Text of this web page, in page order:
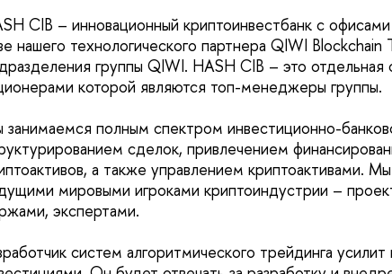
CIB – инновационный криптоинвестбанк с
нашего технологического партнера QIWI
группы QIWI. HASH CIB – это отдельная
которой являются топ-менеджеры группы.
полным спектром инвестиционно-
сделок, привлечением
а также управлением криптоактивами.
мировыми игроками криптоиндустрии –
экспертами.
систем алгоритмического трейдинга